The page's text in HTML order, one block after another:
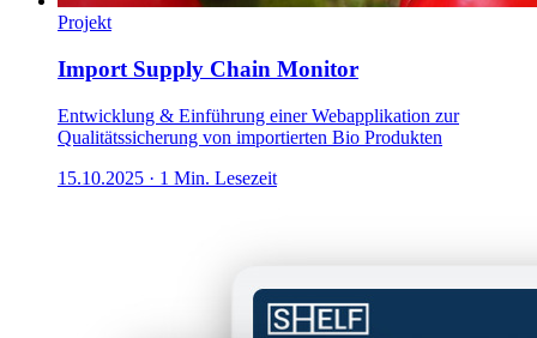
Projekt
Import Supply Chain Monitor
Entwicklung & Einführung einer Webapplikation zur
Qualitätssicherung von importierten Bio Produkten
15.10.2025 · 1 Min. Lesezeit